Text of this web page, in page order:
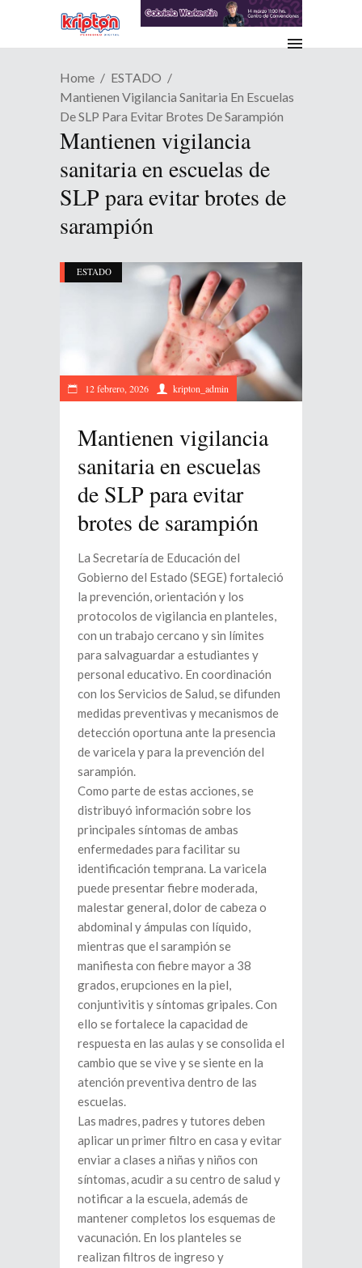
Home
ESTADO
Mantienen Vigilancia Sanitaria En Escuelas
De SLP Para Evitar Brotes De Sarampión
Mantienen vigilancia
sanitaria en escuelas de
SLP para evitar brotes de
sarampión
ESTADO
12 febrero, 2026 kripton_admin
Mantienen vigilancia
sanitaria en escuelas
de SLP para evitar
brotes de sarampión
La Secretaría de Educación del
Gobierno del Estado (SEGE) fortaleció
la prevención, orientación y los
protocolos de vigilancia en planteles,
con un trabajo cercano y sin límites
para salvaguardar a estudiantes y
personal educativo. En coordinación
con los Servicios de Salud, se difunden
medidas preventivas y mecanismos de
detección oportuna ante la presencia
de varicela y para la prevención del
sarampión.
Como parte de estas acciones, se
distribuyó información sobre los
principales síntomas de ambas
enfermedades para facilitar su
identificación temprana. La varicela
puede presentar fiebre moderada,
malestar general, dolor de cabeza o
abdominal y ámpulas con líquido,
mientras que el sarampión se
manifiesta con fiebre mayor a 38
grados, erupciones en la piel,
conjuntivitis y síntomas gripales. Con
ello se fortalece la capacidad de
respuesta en las aulas y se consolida el
cambio que se vive y se siente en la
atención preventiva dentro de las
escuelas.
Las madres, padres y tutores deben
aplicar un primer filtro en casa y evitar
enviar a clases a niñas y niños con
síntomas, acudir a su centro de salud y
notificar a la escuela, además de
mantener completos los esquemas de
vacunación. En los planteles se
realizan filtros de ingreso y